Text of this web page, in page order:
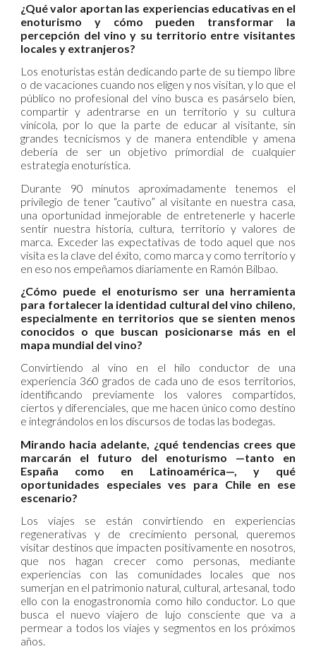
¿Qué valor aportan las experiencias educativas en el
enoturismo y cómo pueden transformar la
percepción del vino y su territorio entre visitantes
locales y extranjeros?
Los enoturistas están dedicando parte de su tiempo libre
o de vacaciones cuando nos eligen y nos visitan, y lo que el
público no profesional del vino busca es pasárselo bien,
compartir y adentrarse en un territorio y su cultura
vinícola, por lo que la parte de educar al visitante, sin
grandes tecnicismos y de manera entendible y amena
debería de ser un objetivo primordial de cualquier
estrategia enoturística.
Durante 90 minutos aproximadamente tenemos el
privilegio de tener “cautivo” al visitante en nuestra casa,
una oportunidad inmejorable de entretenerle y hacerle
sentir nuestra historia, cultura, territorio y valores de
marca. Exceder las expectativas de todo aquel que nos
visita es la clave del éxito, como marca y como territorio y
en eso nos empeñamos diariamente en Ramón Bilbao.
¿Cómo puede el enoturismo ser una herramienta
para fortalecer la identidad cultural del vino chileno,
especialmente en territorios que se sienten menos
conocidos o que buscan posicionarse más en el
mapa mundial del vino?
Convirtiendo al vino en el hilo conductor de una
experiencia 360 grados de cada uno de esos territorios,
identificando previamente los valores compartidos,
ciertos y diferenciales, que me hacen único como destino
e integrándolos en los discursos de todas las bodegas.
Mirando hacia adelante, ¿qué tendencias crees que
marcarán el futuro del enoturismo —tanto en
España como en Latinoamérica—, y qué
oportunidades especiales ves para Chile en ese
escenario?
Los viajes se están convirtiendo en experiencias
regenerativas y de crecimiento personal, queremos
visitar destinos que impacten positivamente en nosotros,
que nos hagan crecer como personas, mediante
experiencias con las comunidades locales que nos
sumerjan en el patrimonio natural, cultural, artesanal, todo
ello con la enogastronomia como hilo conductor. Lo que
busca el nuevo viajero de lujo consciente que va a
permear a todos los viajes y segmentos en los próximos
años.